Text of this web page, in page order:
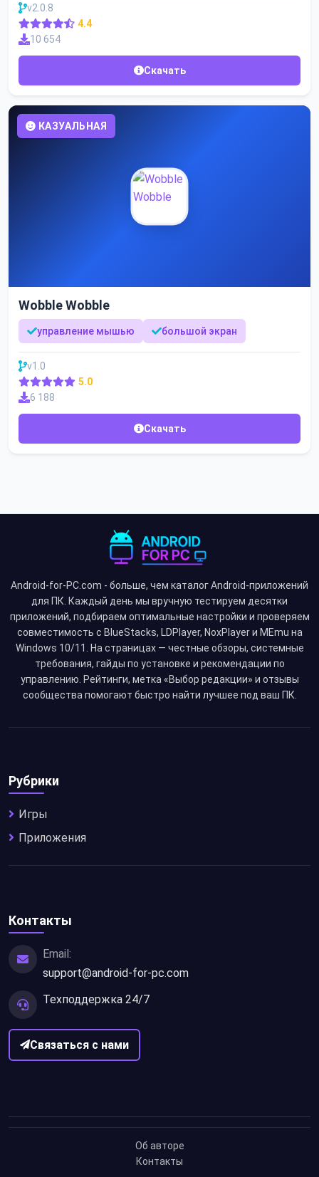
v2.0.8
4.4
10 654
Скачать
КАЗУАЛЬНАЯ
Wobble Wobble
управление мышью большой экран
v1.0
5.0
6 188
Скачать
Android-for-PC.com - больше, чем каталог Android-приложений
для ПК. Каждый день мы вручную тестируем десятки
приложений, подбираем оптимальные настройки и проверяем
совместимость с BlueStacks, LDPlayer, NoxPlayer и MEmu на
Windows 10/11. На страницах — честные обзоры, системные
требования, гайды по установке и рекомендации по
управлению. Рейтинги, метка «Выбор редакции» и отзывы
сообщества помогают быстро найти лучшее под ваш ПК.
Рубрики
Игры
Приложения
Контакты
Email:
support@android-for-pc.com
Техподдержка 24/7
Связаться с нами
Об авторе
Контакты